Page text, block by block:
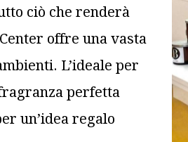
ciò che renderà
offre una vasta
L’ideale per
perfetta
un’idea regalo